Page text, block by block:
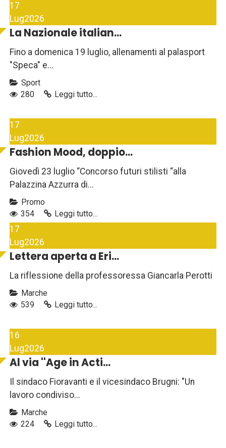
17
Lug2026
La Nazionale italian...
Fino a domenica 19 luglio, allenamenti al palasport
"Speca" e...
Sport
280
Leggi tutto...
17
Lug2026
Fashion Mood, doppio...
Giovedì 23 luglio “Concorso futuri stilisti “alla
Palazzina Azzurra di...
Promo
354
Leggi tutto...
17
Lug2026
Lettera aperta a Eri...
La riflessione della professoressa Giancarla Perotti
Marche
539
Leggi tutto...
16
Lug2026
Al via ''Age in Acti...
Il sindaco Fioravanti e il vicesindaco Brugni: "Un
lavoro condiviso...
Marche
224
Leggi tutto...